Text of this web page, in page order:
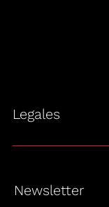
Legales
Newsletter